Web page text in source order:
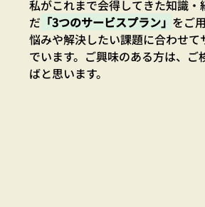
私がこれまで会得してきた知識・
だ 「3つのサービスプラン」 をご
悩みや解決したい課題に合わせて
でいます。ご興味のある方は、ご
ばと思います。